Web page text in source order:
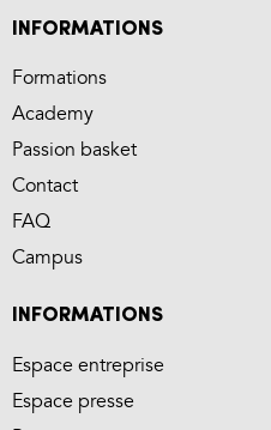
INFORMATIONS
Formations
Academy
Passion basket
Contact
FAQ
Campus
INFORMATIONS
Espace entreprise
Espace presse